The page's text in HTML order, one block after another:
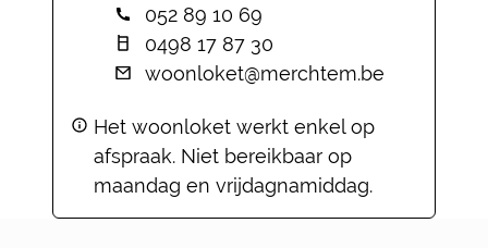
052 89 10 69
0498 17 87 30
E-mail
woonloket@merchtem.be
Het woonloket werkt enkel op
afspraak. Niet bereikbaar op
maandag en vrijdagnamiddag.